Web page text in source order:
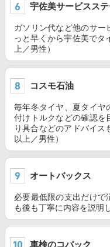
宇佐美サービスス
ガソリン代など他のサー
っと早くから宇佐美でタ
上／男性）
コスモ石油
毎年冬タイヤ、夏タイヤ
付けトルクなどの確認を
り具合などのアドバイ
以上／男性）
オートバックス
必要最低限の支出だけで
も後も丁寧に内容を説明
車検のコバック